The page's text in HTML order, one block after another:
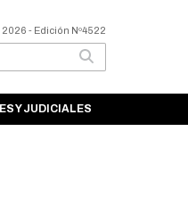
2026 - Edición Nº4522
Y JUDICIALES